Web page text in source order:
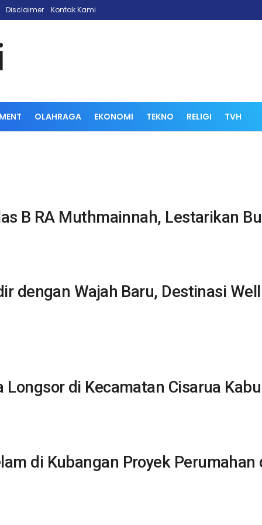
Disclaimer Kontak Kami
OLAHRAGA EKONOMI TEKNO RELIGI TVH
B RA Muthmainnah, Lestarikan
dengan Wajah Baru, Destinasi
Longsor di Kecamatan Cisarua
di Kubangan Proyek